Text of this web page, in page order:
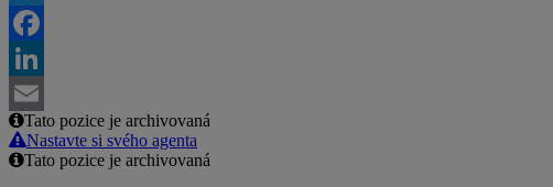
Twitter
Facebook
LinkedIn
Email
Tato pozice je archivovaná
Nastavte si svého agenta
Tato pozice je archivovaná